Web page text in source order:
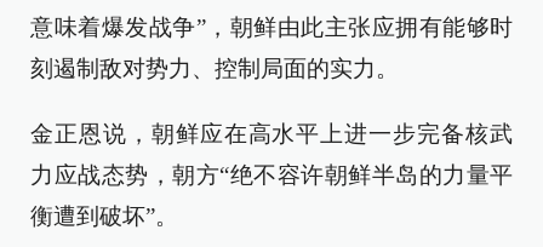
意味着爆发战争”，朝鲜由此主张应拥有能够时
刻遏制敌对势力、控制局面的实力。
金正恩说，朝鲜应在高水平上进一步完备核武
力应战态势，朝方“绝不容许朝鲜半岛的力量平
衡遭到破坏”。